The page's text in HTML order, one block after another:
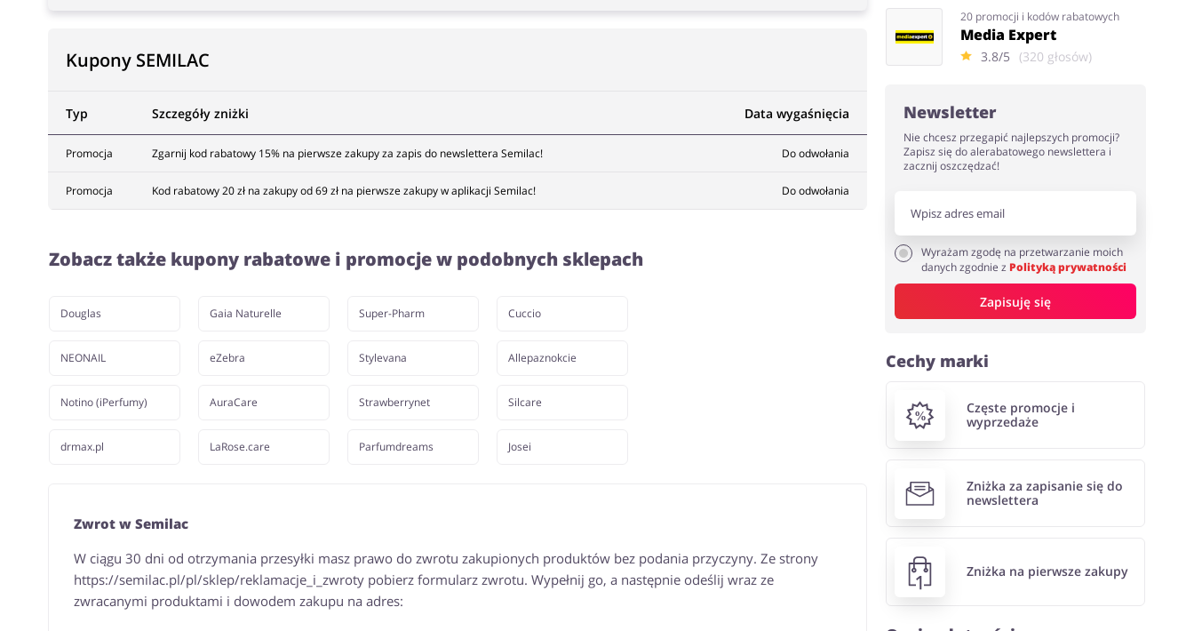
Kupony SEMILAC
Typ Szczegóły zniżki Data wygaśnięcia
Promocja Zgarnij kod rabatowy 15% na pierwsze zakupy za zapis do newslettera Semilac! Do odwołania
Promocja Kod rabatowy 20 zł na zakupy od 69 zł na pierwsze zakupy w aplikacji Semilac! Do odwołania
Zobacz także kupony rabatowe i promocje w podobnych sklepach
Douglas
NEONAIL
Notino (iPerfumy)
drmax.pl
Gaia Naturelle
eZebra
AuraCare
LaRose.care
Super-Pharm
Stylevana
Strawberrynet
Parfumdreams
Cuccio
Allepaznokcie
Silcare
Josei
Zwrot w Semilac
W ciągu 30 dni od otrzymania przesyłki masz prawo do zwrotu zakupionych produktów bez podania przyczyny. Ze strony
https://semilac.pl/pl/sklep/reklamacje_i_zwroty pobierz formularz zwrotu. Wypełnij go, a następnie odeślij wraz ze
zwracanymi produktami i dowodem zakupu na adres:
20 promocji i kodów rabatowych
Media Expert
3.8/5 (320 głosów)
Newsletter
Nie chcesz przegapić najlepszych promocji?
Zapisz się do alerabatowego newslettera i
zacznij oszczędzać!
Wyrażam zgodę na przetwarzanie moich
danych zgodnie z Polityką prywatności
Zapisuję się
Cechy marki
Częste promocje i
wyprzedaże
Zniżka za zapisanie się do
newslettera
Zniżka na pierwsze zakupy